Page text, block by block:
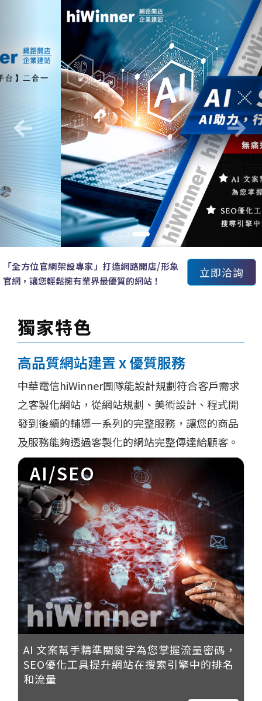
Previous
「全方位官網架設專家」打造網路開店/形象
官網，讓您輕鬆擁有業界最優質的網站！
立即洽詢
獨家特色
高品質網站建置 x 優質服務
中華電信hiWinner團隊能設計規劃符合客戶需求
之客製化網站，從網站規劃、美術設計、程式開
發到後續的輔導一系列的完整服務，讓您的商品
及服務能夠透過客製化的網站完整傳達給顧客。
AI/SEO
AI 文案幫手精準關鍵字為您掌握流量密碼，
SEO優化工具提升網站在搜索引擎中的排名
和流量